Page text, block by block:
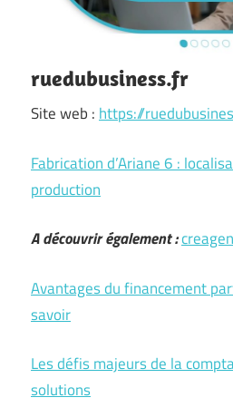
ruedubusiness.fr
Site web : https://
Fabrication d’Ariane 6 :
production
A découvrir également :
Avantages du financement
savoir
Les défis majeurs de la
solutions